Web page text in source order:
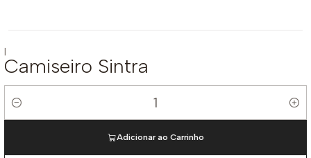
|
Camiseiro Sintra
Quantidade
Adicionar ao Carrinho